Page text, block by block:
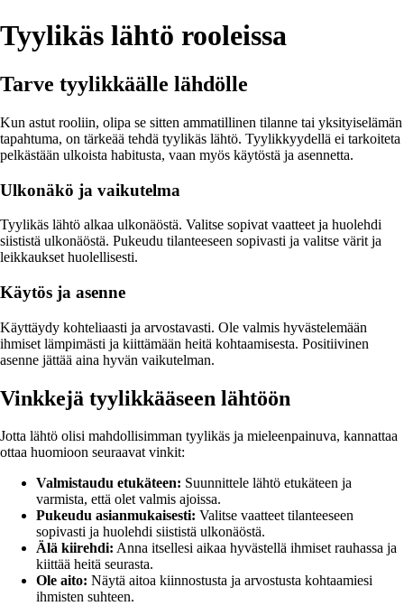
Tyylikäs lähtö rooleissa
Tarve tyylikkäälle lähdölle
Kun astut rooliin, olipa se sitten ammatillinen tilanne tai yksityiselämän
tapahtuma, on tärkeää tehdä tyylikäs lähtö. Tyylikkyydellä ei tarkoiteta
pelkästään ulkoista habitusta, vaan myös käytöstä ja asennetta.
Ulkonäkö ja vaikutelma
Tyylikäs lähtö alkaa ulkonäöstä. Valitse sopivat vaatteet ja huolehdi
siististä ulkonäöstä. Pukeudu tilanteeseen sopivasti ja valitse värit ja
leikkaukset huolellisesti.
Käytös ja asenne
Käyttäydy kohteliaasti ja arvostavasti. Ole valmis hyvästelemään
ihmiset lämpimästi ja kiittämään heitä kohtaamisesta. Positiivinen
asenne jättää aina hyvän vaikutelman.
Vinkkejä tyylikkääseen lähtöön
Jotta lähtö olisi mahdollisimman tyylikäs ja mieleenpainuva, kannattaa
ottaa huomioon seuraavat vinkit:
Valmistaudu etukäteen: Suunnittele lähtö etukäteen ja
varmista, että olet valmis ajoissa.
Pukeudu asianmukaisesti: Valitse vaatteet tilanteeseen
sopivasti ja huolehdi siististä ulkonäöstä.
Älä kiirehdi: Anna itsellesi aikaa hyvästellä ihmiset rauhassa ja
kiittää heitä seurasta.
Ole aito: Näytä aitoa kiinnostusta ja arvostusta kohtaamiesi
ihmisten suhteen.